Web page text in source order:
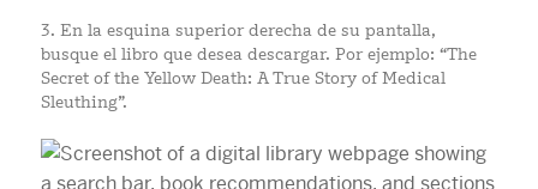
3. En la esquina superior derecha de su pantalla,
busque el libro que desea descargar. Por ejemplo: “The
Secret of the Yellow Death: A True Story of Medical
Sleuthing”.